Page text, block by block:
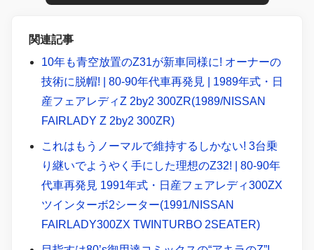
関連記事
10年も青空放置のZ31が新車同様に! オーナーの
技術に脱帽! | 80-90年代車再発見 | 1989年式・日
産フェアレディZ 2by2 300ZR(1989/NISSAN
FAIRLADY Z 2by2 300ZR)
これはもうノーマルで維持するしかない! 3台乗
り継いでようやく手にした理想のZ32! | 80-90年
代車再発見 1991年式・日産フェアレディ300ZX
ツインターボ2シーター(1991/NISSAN
FAIRLADY300ZX TWINTURBO 2SEATER)